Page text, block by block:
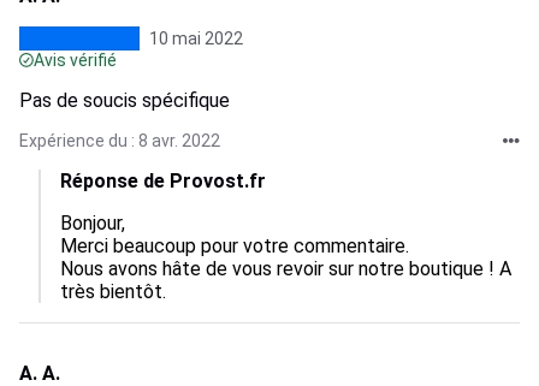
10 mai 2022
Avis vérifié
Pas de soucis spécifique
Expérience du : 8 avr. 2022
Réponse de Provost.fr
Bonjour,
Merci beaucoup pour votre commentaire.
Nous avons hâte de vous revoir sur notre boutique ! A
très bientôt.
A. A.